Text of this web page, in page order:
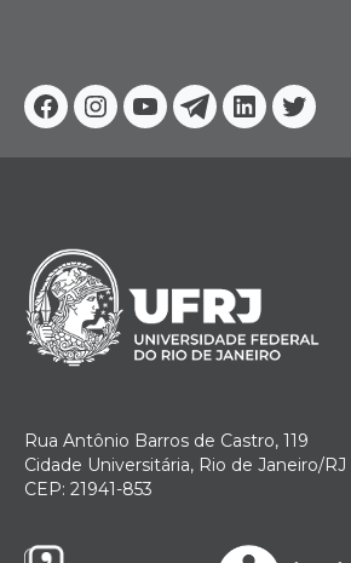
FacebookInstagram
YoutubeTelegram
LinkedinTwitter
Rua Antônio Barros de Castro, 119
Cidade Universitária, Rio de Janeiro/RJ
CEP: 21941-853